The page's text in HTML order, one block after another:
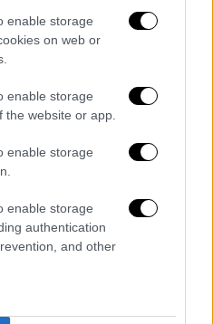
enable storage
on web or
enable storage
the website or app.
enable storage
enable storage
authentication
and other
τα εύλογα
Και πρόσθεσε
εικόνα,
τα έγγραφα, οι
της
με δική σας ευθύνη. Το
σχόλια θα